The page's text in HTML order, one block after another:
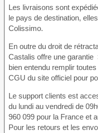
Les livraisons sont
le pays de destination,
Colissimo.
En outre du droit de
Castalis offre une garantie
bien entendu remplir
CGU du site officiel pour
Le support clients est
du lundi au vendredi de
960 099 pour la France et
Pour les retours et les